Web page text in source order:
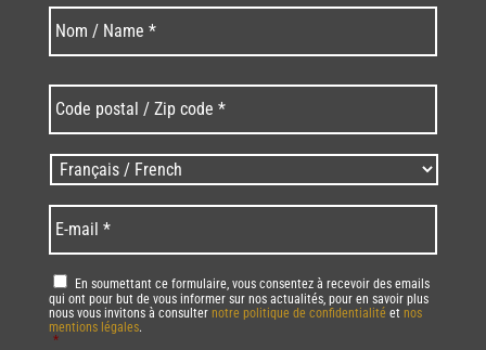
Nom * Nom
postal
/
Zip
code
* *
Langues
/
Language *
mail *
RGPD *
En soumettant ce formulaire, vous consentez à recevoir des emails
qui ont pour but de vous informer sur nos actualités, pour en savoir plus
nous vous invitons à consulter notre politique de confidentialité et nos
mentions légales.
*